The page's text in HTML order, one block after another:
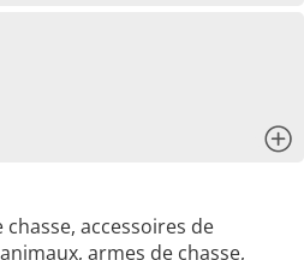
chasse, accessoires de
armes de chasse,